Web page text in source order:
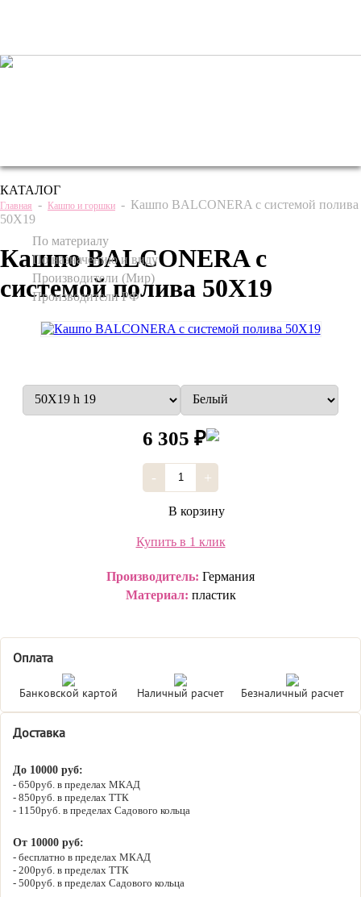
По материалу
По назначению и виду
Производители (Мир)
Производители РФ
КАТАЛОГ
Главная - Кашпо и горшки - Кашпо BALCONERA с системой полива
50Х19
Кашпо BALCONERA с
системой полива 50Х19
6 305 ₽
- +
В корзину
Купить в 1 клик
Производитель: Германия
Материал: пластик
Оплата
Банковской картой Наличный расчет Безналичный расчет
Доставка
До 10000 руб:
650руб. в пределах МКАД
850руб. в пределах ТТК
1150руб. в пределах Садового кольца
От 10000 руб:
бесплатно в пределах МКАД
200руб. в пределах ТТК
500руб. в пределах Садового кольца